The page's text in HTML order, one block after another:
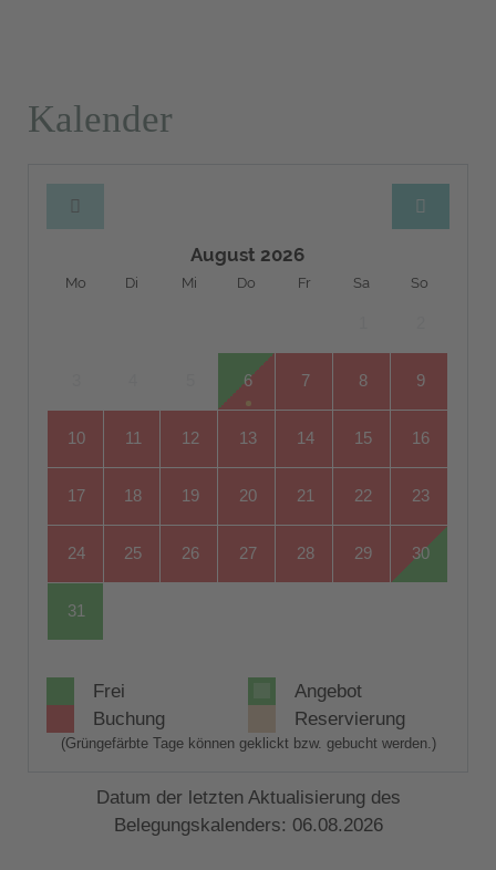
Kalender
August 2026
Mo Di Mi Do Fr Sa So
6 7 8 9
10 11 12 13 14 15 16
17 18 19 20 21 22 23
24 25 26 27 28 29 30
31
Frei
Angebot
Buchung
Reservierung
(Grüngefärbte Tage können geklickt bzw. gebucht werden.)
Datum der letzten Aktualisierung des
Belegungskalenders: 06.08.2026